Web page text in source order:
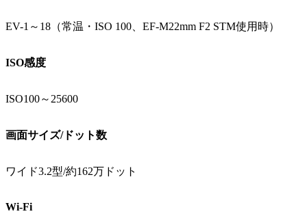
EV-1～18（常温・ISO 100、EF-M22mm F2 STM使用時）
ISO感度
ISO100～25600
画面サイズ/ドット数
ワイド3.2型/約162万ドット
Wi-Fi